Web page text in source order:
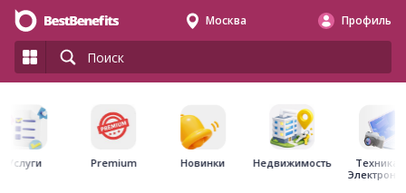
Москва Профиль
Услуги Premium Новинки Недвижимость
Техника